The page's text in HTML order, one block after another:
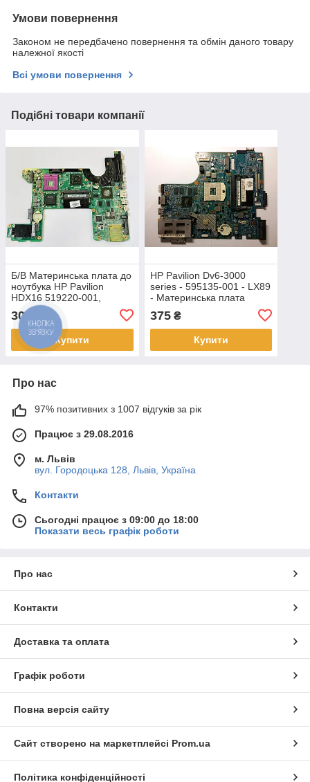
Умови повернення
Законом не передбачено повернення та обмін даного товару
належної якості
Всі умови повернення
Подібні товари компанії
Б/В Материнська плата до
ноутбука HP Pavilion
HDX16 519220-001,
DAUT6GMB8A0 REV:А
(НЕСПРАВНА)
300
Купити
HP Pavilion Dv6-3000
series - 595135-001 - LX89
- Материнська плата
375₴
Купити
Про нас
97% позитивних з 1007 відгуків за рік
Працює з 29.08.2016
м. Львів
вул. Городоцька 128, Львів, Україна
Контакти
Сьогодні працює з 09:00 до 18:00
Показати весь графік роботи
Про нас
Контакти
Доставка та оплата
Графік роботи
Повна версія сайту
Сайт створено на маркетплейсі Prom.ua
Політика конфіденційності